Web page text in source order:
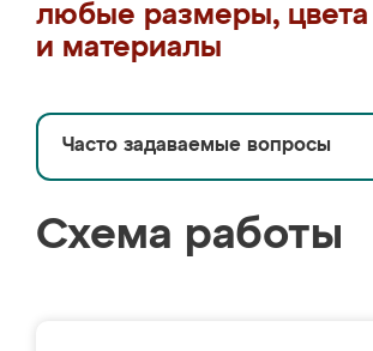
любые размеры, цвета
и материалы
Часто задаваемые вопросы
Схема работы